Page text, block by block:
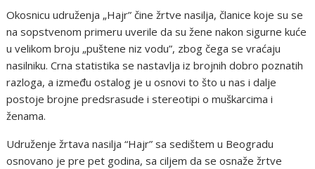
Okosnicu udruženja „Hajr” čine žrtve nasilja, članice koje su se
na sopstvenom primeru uverile da su žene nakon sigurne kuće
u velikom broju „puštene niz vodu”, zbog čega se vraćaju
nasilniku. Crna statistika se nastavlja iz brojnih dobro poznatih
razloga, a između ostalog je u osnovi to što u nas i dalje
postoje brojne predsrasude i stereotipi o muškarcima i
ženama.
Udruženje žrtava nasilja “Hajr” sa sedištem u Beogradu
osnovano je pre pet godina, sa ciljem da se osnaže žrtve